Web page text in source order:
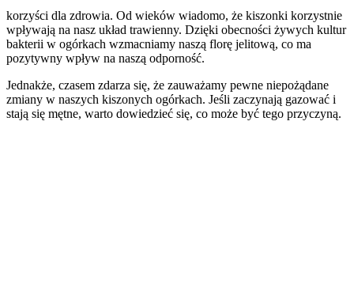
korzyści dla zdrowia. Od wieków wiadomo, że kiszonki korzystnie
wpływają na nasz układ trawienny. Dzięki obecności żywych kultur
bakterii w ogórkach wzmacniamy naszą florę jelitową, co ma
pozytywny wpływ na naszą odporność.
Jednakże, czasem zdarza się, że zauważamy pewne niepożądane
zmiany w naszych kiszonych ogórkach. Jeśli zaczynają gazować i
stają się mętne, warto dowiedzieć się, co może być tego przyczyną.